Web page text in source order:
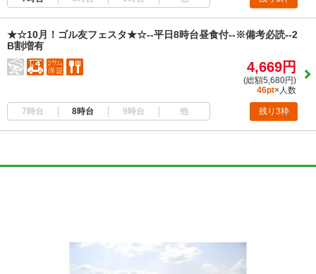
★☆10月！ゴル友フェスタ★☆--平日8時台昼食付--※備考必読--2
B割増有
4,669円
(総額5,680円)
46pt×人数
7時台 8時台 9時台 他 残り3枠